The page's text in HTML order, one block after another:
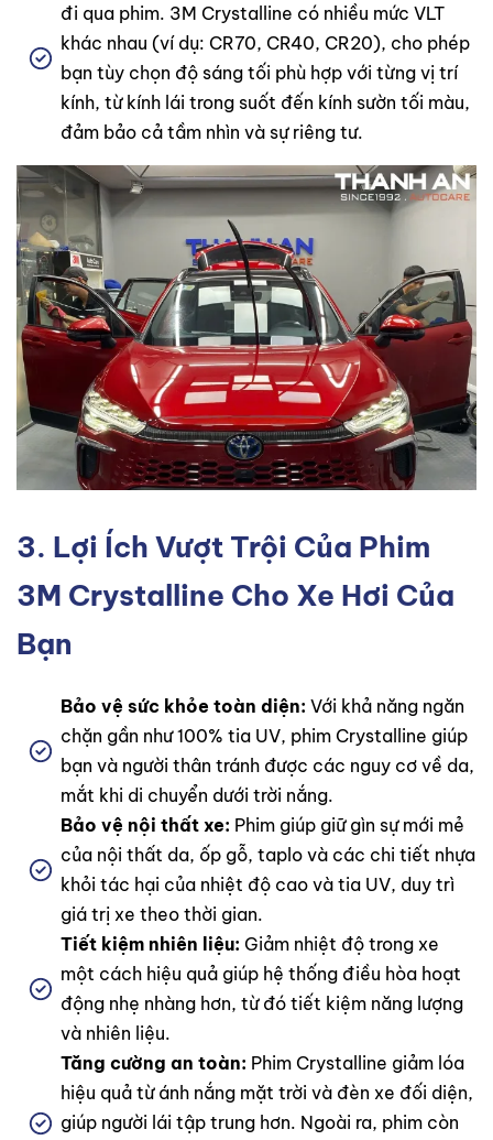
đi qua phim. 3M Crystalline có nhiều mức VLT
khác nhau (ví dụ: CR70, CR40, CR20), cho phép
bạn tùy chọn độ sáng tối phù hợp với từng vị trí
kính, từ kính lái trong suốt đến kính sườn tối màu,
đảm bảo cả tầm nhìn và sự riêng tư.
3. Lợi Ích Vượt Trội Của Phim
3M Crystalline Cho Xe Hơi Của
Bạn
Bảo vệ sức khỏe toàn diện: Với khả năng ngăn
chặn gần như 100% tia UV, phim Crystalline giúp
bạn và người thân tránh được các nguy cơ về da,
mắt khi di chuyển dưới trời nắng.
Bảo vệ nội thất xe: Phim giúp giữ gìn sự mới mẻ
của nội thất da, ốp gỗ, taplo và các chi tiết nhựa
khỏi tác hại của nhiệt độ cao và tia UV, duy trì
giá trị xe theo thời gian.
Tiết kiệm nhiên liệu: Giảm nhiệt độ trong xe
một cách hiệu quả giúp hệ thống điều hòa hoạt
động nhẹ nhàng hơn, từ đó tiết kiệm năng lượng
và nhiên liệu.
Tăng cường an toàn: Phim Crystalline giảm lóa
hiệu quả từ ánh nắng mặt trời và đèn xe đối diện,
giúp người lái tập trung hơn. Ngoài ra, phim còn